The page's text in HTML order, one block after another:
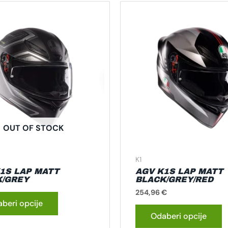
OUT OF STOCK
LAP MATT
GREY
opcije
više
varijanti.
Opcije
se
mogu
odabrati
na
K1
AGV K1S LAP MATT
BLACK/GREY/RED
254,96€
Odaberi opcije